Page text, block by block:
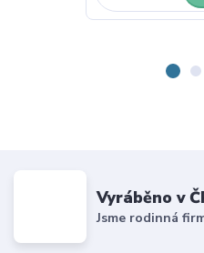
Vyráběno v
Jsme rodinná